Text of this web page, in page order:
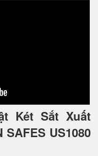
Két Sắt Xuất
SAFES US1080